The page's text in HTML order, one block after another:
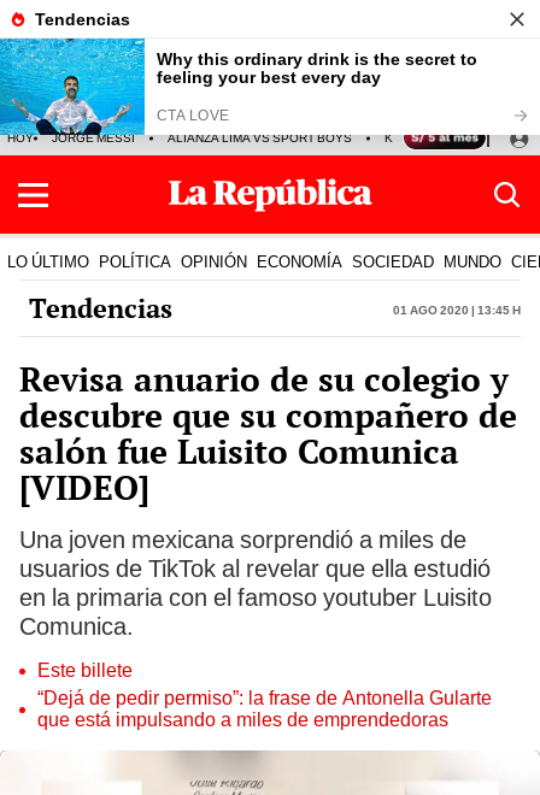
HOY JORGE MESSI ALIANZA LIMA VS SPORT BOYS KENJI FUJIMORI
LO ÚLTIMO POLÍTICA OPINIÓN ECONOMÍA SOCIEDAD MUNDO
Tendencias 01 Ago 2020 | 13:45 h
Revisa anuario de su colegio y
descubre que su compañero de
salón fue Luisito Comunica
[VIDEO]
Una joven mexicana sorprendió a miles de
usuarios de TikTok al revelar que ella estudió
en la primaria con el famoso youtuber Luisito
Comunica.
Este billete
“Dejá de pedir permiso”: la frase de Antonella Gularte
que está impulsando a miles de emprendedoras